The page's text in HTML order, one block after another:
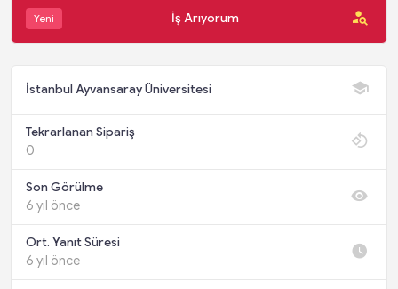
Yeni İş Arıyorum
İstanbul Ayvansaray Üniversitesi
Tekrarlanan Sipariş
0
Son Görülme
6 yıl önce
Ort. Yanıt Süresi
6 yıl önce